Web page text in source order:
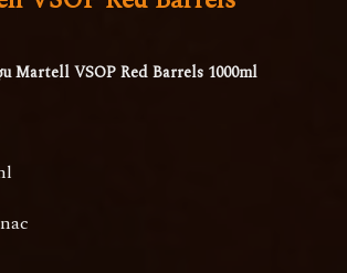
Martell VSOP Red Barrels 1000ml